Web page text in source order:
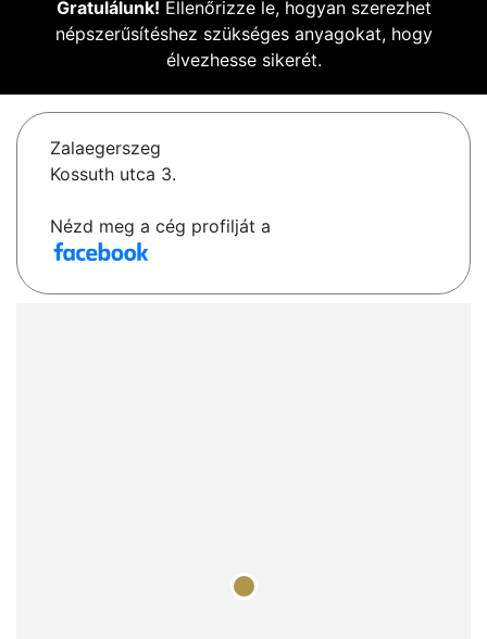
Gratulálunk! Ellenőrizze le, hogyan szerezhet
népszerűsítéshez szükséges anyagokat, hogy
élvezhesse sikerét.
Zalaegerszeg
Kossuth utca 3.
Nézd meg a cég profilját a